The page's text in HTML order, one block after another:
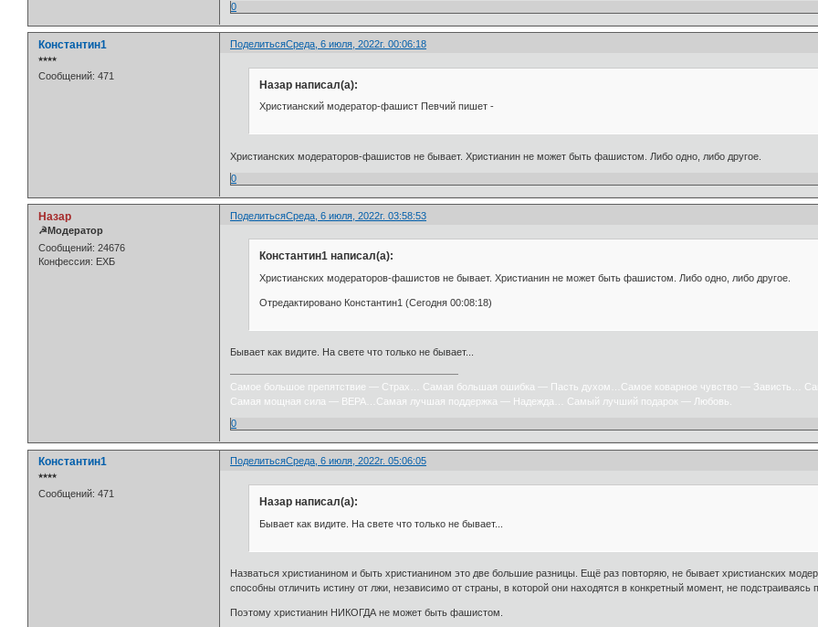
0
ПоделитьсяСреда, 6 июля, 2022г. 00:06:18
Константин1
⭒⭒⭒⭒
Сообщений: 471
Назар написал(а):
Христианский модератор-фашист Певчий пишет -
Христианских модераторов-фашистов не бывает. Христианин не может быть фашистом. Либо одно, либо другое.
0
ПоделитьсяСреда, 6 июля, 2022г. 03:58:53
Назар
☭Модератор
Сообщений: 24676
Конфессия: ЕХБ Константин1 написал(а):
Христианских модераторов-фашистов не бывает. Христианин не может быть фашистом. Либо одно, либо другое.
Отредактировано Константин1 (Сегодня 00:08:18)
Бывает как видите. На свете что только не бывает...
Самое большое препятствие — Страх… Самая большая ошибка — Пасть духом…Самое коварное чувство — Зависть…
Самая мощная сила — ВЕРА…Самая лучшая поддержка — Надежда… Самый лучший подарок — Любовь.
0
ПоделитьсяСреда, 6 июля, 2022г. 05:06:05
Константин1
⭒⭒⭒⭒
Сообщений: 471
Назар написал(а):
Бывает как видите. На свете что только не бывает...
Назваться христианином и быть христианином это две большие разницы. Ещё раз повторяю, не бывает христианских
способны отличить истину от лжи, независимо от страны, в которой они находятся в конкретный момент, не подстраиваясь
Поэтому христианин НИКОГДА не может быть фашистом.